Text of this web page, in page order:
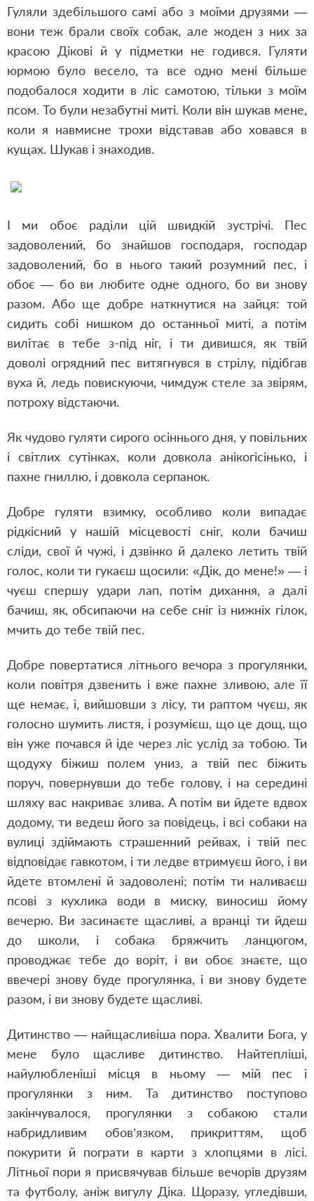
Гуляли здебільшого самі або з моїми друзями —
вони теж брали своїхсобак, але жоден з них за
красою Дікові й у підметки не годився. Гуляти
юрмою було весело, та все одно мені більше
подобалося ходити в ліс самотою, тільки з моїм
псом. То були незабутні миті. Коли він шукав мене,
коли я навмисне трохи відставав або ховався в
кущах. Шукав і знаходив.
І ми обоє раділи цій швидкій зустрічі. Пес
задоволений, бо знайшов господаря, господар
задоволений, бо в нього такий розумний пес, і
обоє — бо ви любите одне одного, бо ви знову
разом. Або ще добре наткнутися на зайця: той
сидить собі нишком до останньої миті, а потім
вилітає в тебе з-під ніг, і ти дивишся, як твій
доволі огрядний пес витягнувся в стрілу, підібгав
вуха й, ледь повискуючи, чимдуж стеле за звірям,
потроху відстаючи.
Як чудово гуляти сирого осіннього дня, у повільних
і світлих сутінках, коли довкола анікогісінько, і
пахне гниллю, і довкола серпанок.
Добре гуляти взимку, особливо коли випадає
рідкісний у нашій місцевості сніг, коли бачиш
сліди, свої й чужі, і дзвінко й далеко летить твій
голос, коли ти гукаєш щосили: «Дік, до мене!» — і
чуєш спершу удари лап, потім дихання, а далі
бачиш, як, обсипаючи на себе сніг із нижніх гілок,
мчить до тебе твій пес.
Добре повертатися літнього вечора з прогулянки,
коли повітря дзвенить і вже пахне зливою, але її
ще немає, і, вийшовши з лісу, ти раптом чуєш, як
голосно шумить листя, і розумієш, що це дощ, що
він уже почався й іде через ліс услід за тобою. Ти
щодуху біжиш полем униз, а твій пес біжить
поруч, повернувши до тебе голову, і на середині
шляху вас накриває злива. А потім ви йдете вдвох
додому, ти ведеш його за повідець, і всі собаки на
вулиці здіймають страшенний рейвах, і твій пес
відповідає гавкотом, і ти ледве втримуєш його, і ви
йдете втомлені й задоволені; потім ти наливаєш
псові з кухлика води в миску, виносиш йому
вечерю. Ви засинаєте щасливі, а вранці ти йдеш
до школи, і собака бряжчить ланцюгом,
проводжає тебе до воріт, і ви обоє знаєте, що
ввечері знову буде прогулянка, і ви знову будете
разом, і ви знову будете щасливі.
Дитинство — найщасливіша пора. Хвалити Бога, у
мене було щасливе дитинство. Найтепліші,
найулюбленіші місця в ньому — мій пес і
прогулянки з ним. Та дитинство поступово
закінчувалося, прогулянки з собакою стали
набридливим обов’язком, прикриттям, щоб
покурити й пограти в карти з хлопцями в лісі.
Літньої пори я присвячував більше вечорів друзям
та футболу, аніж вигулу Діка. Щоразу, угледівши,